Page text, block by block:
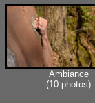
Ambiance
(10 photos)